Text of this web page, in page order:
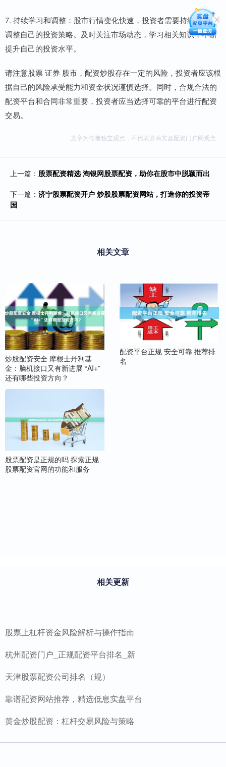
7. 持续学习和调整：股市行情变化快速，投资者需要持续学习和
调整自己的投资策略。及时关注市场动态，学习相关知识，不断
提升自己的投资水平。
请注意股票 证券 股市，配资炒股存在一定的风险，投资者应该根
据自己的风险承受能力和资金状况谨慎选择。同时，合规合法的
配资平台和合同非常重要，投资者应当选择可靠的平台进行配资
交易。
文章为作者独立观点，不代表券商实盘配资门户网观点
上一篇： 股票配资精选 淘银网股票配资，助你在股市中脱颖而出
下一篇： 济宁股票配资开户 炒股股票配资网站，打造你的投资帝
国
相关文章
炒股配资安全 摩根士丹利基
金：脑机接口又有新进展 “AI+”
还有哪些投资方向？
配资平台正规 安全可靠 推荐排
名
股票配资是正规的吗 探索正规
股票配资官网的功能和服务
相关更新
股票上杠杆资金风险解析与操作指南
杭州配资门户_正规配资平台排名_新
天津股票配资公司排名（规）
靠谱配资网站推荐，精选低息实盘平台
黄金炒股配资：杠杆交易风险与策略